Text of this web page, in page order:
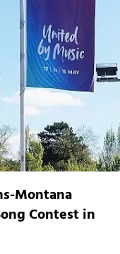
Montana
Contest in